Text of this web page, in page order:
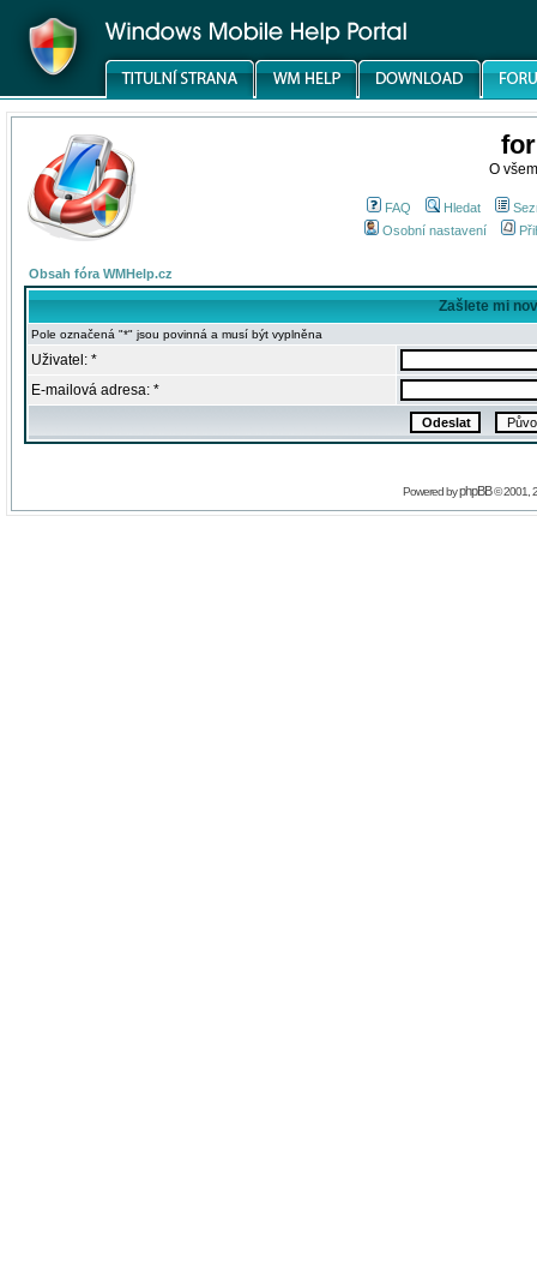
O
FAQ Hledat
Osobní nastavení
Obsah fóra WMHelp.cz
Zašlete mi
Pole označená "*" jsou povinná a musí být vyplněna
Uživatel: *
E-mailová adresa: *
Powered byphpBB© 2001,